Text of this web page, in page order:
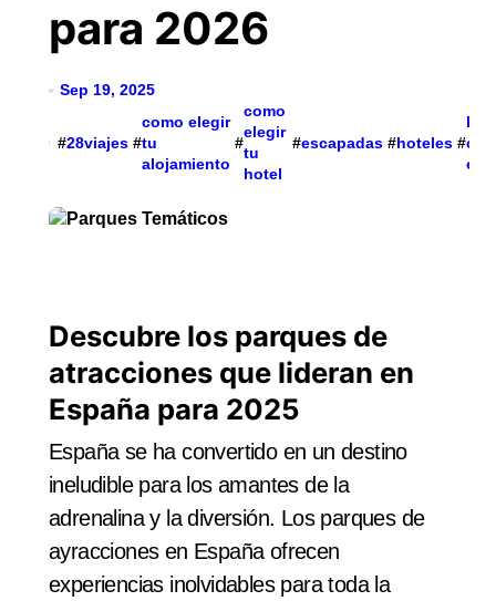
para 2026
Sep 19, 2025
#28viajes #
como elegir
tu
alojamiento
#
como
elegir
tu
hotel
#escapadas #hoteles #con
Descubre los parques de
atracciones que lideran en
España para 2025
España se ha convertido en un destino
ineludible para los amantes de la
adrenalina y la diversión. Los parques de
ayracciones en España ofrecen
experiencias inolvidables para toda la